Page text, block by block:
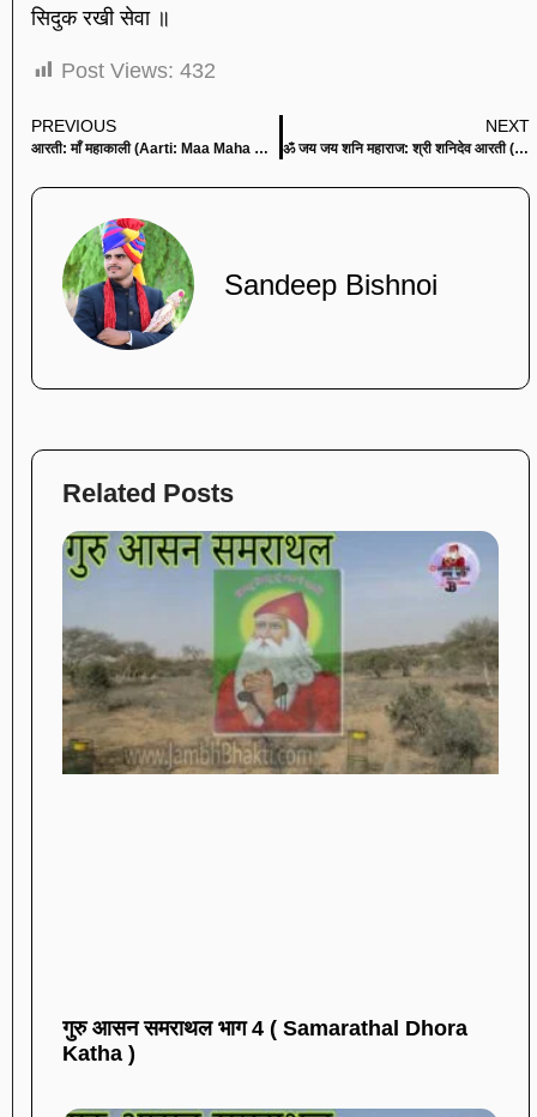
सिदुक रखी सेवा ॥
Post Views: 432
PREVIOUS
आरती: माँ महाकाली (Aarti: Maa Maha Kali)
NEXT
ॐ जय जय शनि महाराज: श्री शनिदेव आरती (Aarti Om Jai Jai Shri Shani Maharaj)
Sandeep Bishnoi
Related Posts
गुरु आसन समराथल भाग 4 ( Samarathal Dhora
Katha )